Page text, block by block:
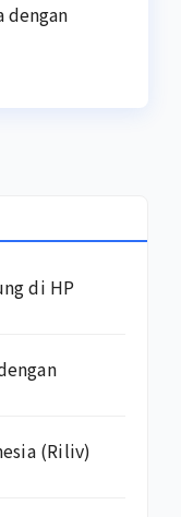
dengan
di HP
(Riliv)